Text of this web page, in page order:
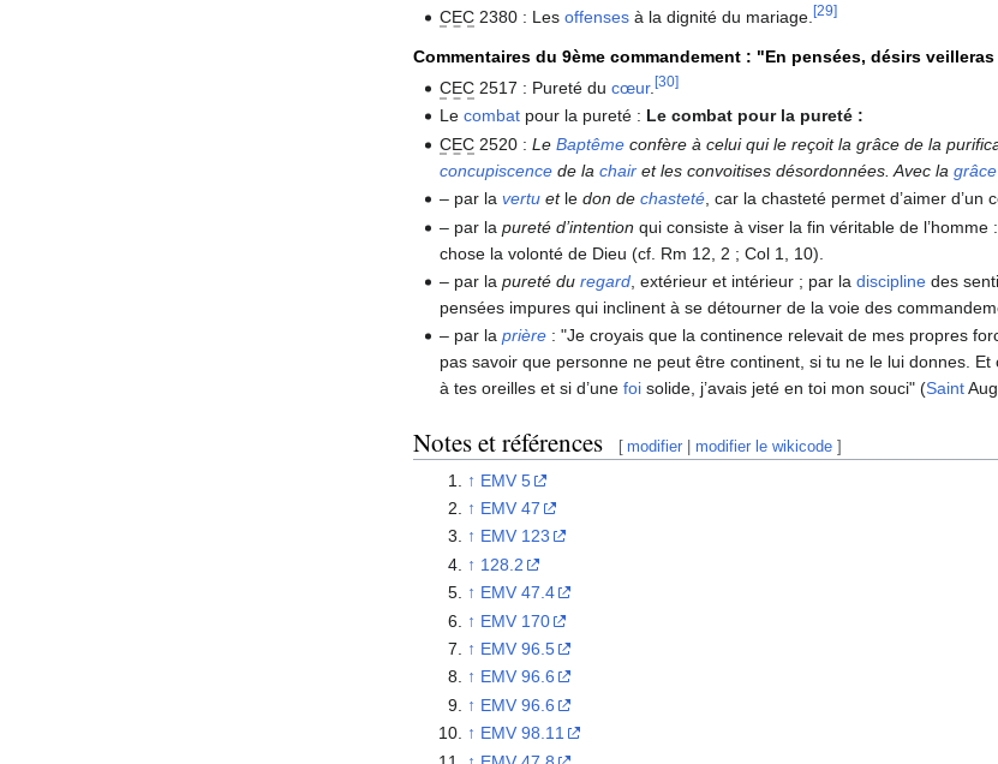
CEC 2380 : Lesoffenses à la dignité du mariage.[29]
Commentaires du 9ème commandement : "En pensées, désirs
CEC 2517 : Pureté ducœur.[30]
Lecombat pour la pureté : Le combat pour la pureté :
CEC 2520 : LeBaptême confère à celui qui le reçoit la grâce de la
concupiscence de lachair et les convoitises désordonnées. Avec lagrâce
– par lavertu etledon dechasteté, car la chasteté permet d’aimer
– par lapureté d’intention qui consiste à viser la fin véritable de
chose la volonté de Dieu (cf. Rm 12, 2 ; Col 1, 10).
– par lapureté duregard , extérieur et intérieur ; par ladiscipline des
pensées impures qui inclinent à se détourner de la voie des
– par laprière : "Je croyais que la continence relevait de mes propres
pas savoir que personne ne peut être continent, si tu ne le lui donnes.
à tes oreilles et si d’unefoi solide, j’avais jeté en toi mon souci" (Saint
Notes et références [ modifier |modifier le wikicode ]
↑ EMV 5
↑ EMV 47
↑ EMV 123
↑ 128.2
↑ EMV 47.4
↑ EMV 170
↑ EMV 96.5
↑ EMV 96.6
↑ EMV 96.6
↑ EMV 98.11